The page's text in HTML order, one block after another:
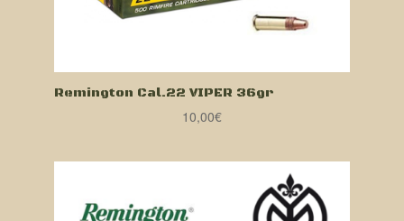
Remington Cal.22 VIPER 36gr
10,00€